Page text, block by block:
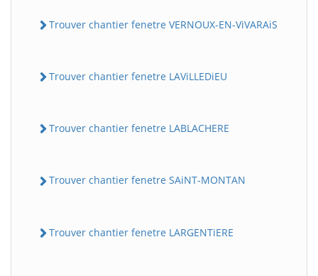
Trouver chantier fenetre VERNOUX-EN-ViVARAiS
Trouver chantier fenetre LAViLLEDiEU
Trouver chantier fenetre LABLACHERE
Trouver chantier fenetre SAiNT-MONTAN
Trouver chantier fenetre LARGENTiERE